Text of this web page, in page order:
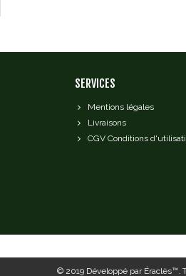
SERVICES
Mentions légales
Livraisons
CGV Conditions
© 2019 Développé par Éraclès™.